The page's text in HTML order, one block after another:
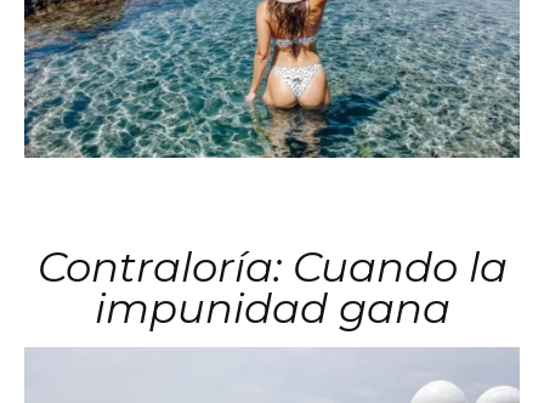
Contraloría: Cuando la
impunidad gana